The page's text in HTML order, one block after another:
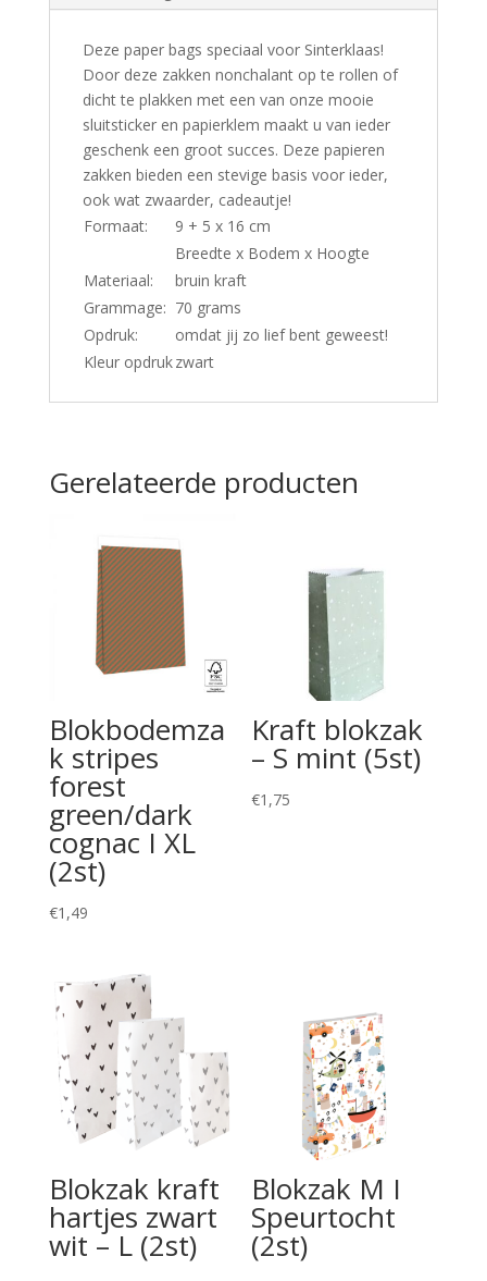
aantal
Deze paper bags speciaal voor Sinterklaas!
Door deze zakken nonchalant op te rollen of
dicht te plakken met een van onze mooie
sluitsticker en papierklem maakt u van ieder
geschenk een groot succes. Deze papieren
zakken bieden een stevige basis voor ieder,
ook wat zwaarder, cadeautje!
Formaat:
9 + 5 x 16 cm
Breedte x Bodem x Hoogte
Materiaal:
bruin kraft
Grammage: 70 grams
Opdruk:
omdat jij zo lief bent geweest!
Kleur opdrukzwart
Gerelateerde producten
Blokbodemza
k stripes
forest
green/dark
cognac I XL
(2st)
€1,49
Kraft blokzak
– S mint (5st)
€1,75
Blokzak kraft
hartjes zwart
wit – L (2st)
Blokzak M I
Speurtocht
(2st)